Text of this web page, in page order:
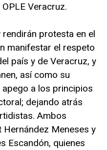
Veracruz.
protesta en el
manifestar el respeto
país y de Veracruz, y
así como su
a los principios
dejando atrás
Ambos
Meneses y
Escandón, quienes